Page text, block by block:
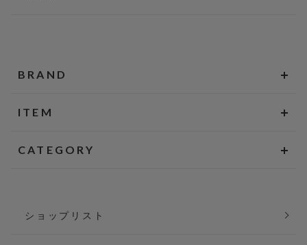
BRAND
ITEM
CATEGORY
ショップリスト